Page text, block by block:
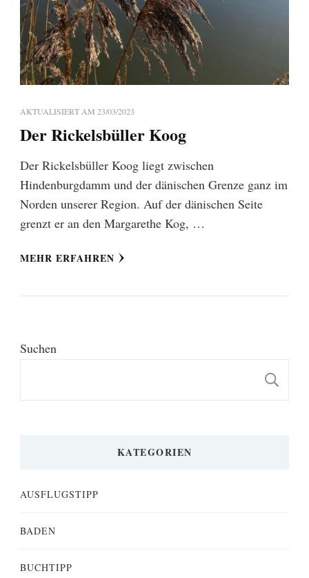
AKTUALISIERT AM 23/03/2023
Der Rickelsbüller Koog
Der Rickelsbüller Koog liegt zwischen
Hindenburgdamm und der dänischen Grenze ganz im
Norden unserer Region. Auf der dänischen Seite
grenzt er an den Margarethe Kog, …
MEHR ERFAHREN
Suchen
KATEGORIEN
AUSFLUGSTIPP
BADEN
BUCHTIPP